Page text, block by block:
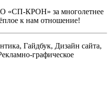
«СП-КРОН» за многолетнее
к нам отношение!
Гайдбук, Дизайн сайта,
графическое